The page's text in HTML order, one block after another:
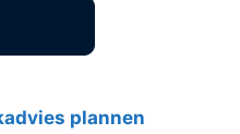
plannen